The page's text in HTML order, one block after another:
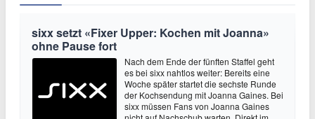
sixx setzt «Fixer Upper: Kochen mit Joanna»
ohne Pause fort
Nach dem Ende der fünften Staffel geht
es bei sixx nahtlos weiter: Bereits eine
Woche später startet die sechste Runde
der Kochsendung mit Joanna Gaines. Bei
sixx müssen Fans von Joanna Gaines